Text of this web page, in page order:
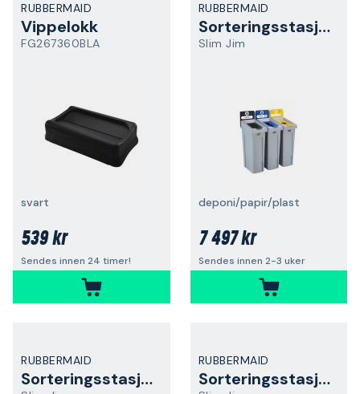
RUBBERMAID
Vippelokk
FG267360BLA
svart
539 kr
Sendes innen 24 timer!
RUBBERMAID
Sorteringsstasjon
Slim Jim
deponi/papir/plast
7 497 kr
Sendes innen 2-3 uker
RUBBERMAID
Sorteringsstasjon
RUBBERMAID
Sorteringsstasjon